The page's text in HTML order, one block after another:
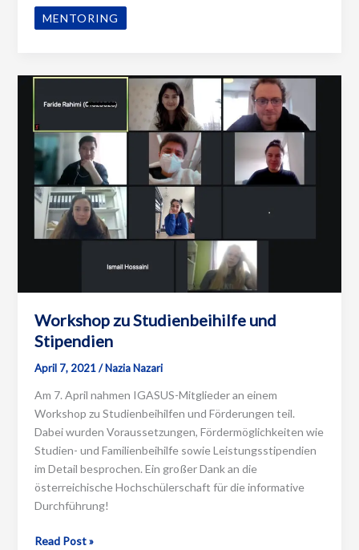
im
Distance
MENTORING
Workshop zu Studienbeihilfe und
Stipendien
April 7, 2021/Nazia Nazari
Am 7. April nahmen IGASUS-Mitglieder an einem
Workshop zu Studienbeihilfen und Förderungen teil.
Dabei wurden Voraussetzungen, Fördermöglichkeiten wie
Studien- und Familienbeihilfe sowie Leistungsstipendien
im Detail besprochen. Ein großer Dank an die
österreichische Hochschülerschaft für die informative
Durchführung!
Workshop
Read Post »